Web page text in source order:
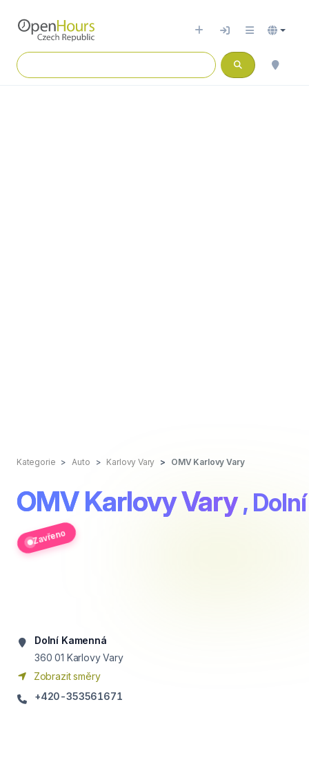
Kategorie Auto Karlovy Vary OMV Karlovy Vary
OMV Karlovy Vary ,
Zavřeno
Dolní Kamenná
360 01 Karlovy Vary
Zobrazit směry
+420-353561671